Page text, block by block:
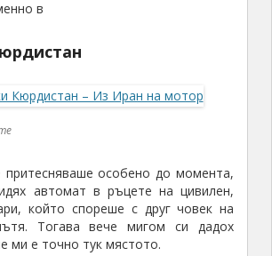
в
особено до момента,
автомат в ръцете на цивилен,
който спореше с друг човек на
Тогава вече мигом си дадох
ми е точно тук мястото.